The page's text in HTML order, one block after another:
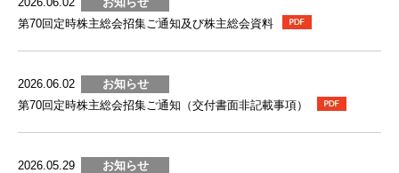
第70回定時株主総会招集ご通知及び株主総会資料
2026.06.02
お知らせ
第70回定時株主総会招集ご通知（交付書面非記載事項）
2026.05.29
お知らせ